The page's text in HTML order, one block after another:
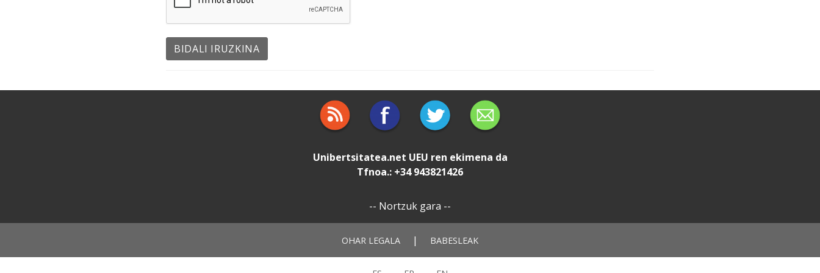
Unibertsitatea.net UEU ren ekimena da
Tfnoa.: +34 943821426
-- Nortzuk gara --
OHAR LEGALA | BABESLEAK